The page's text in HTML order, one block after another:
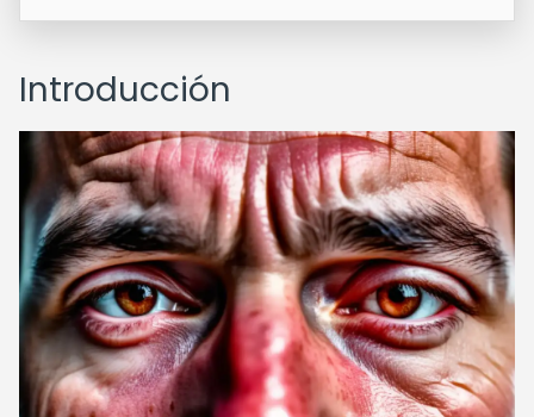
Introducción